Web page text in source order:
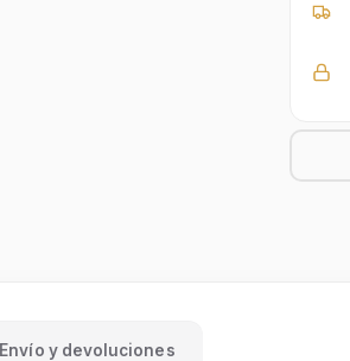
Envío y devoluciones